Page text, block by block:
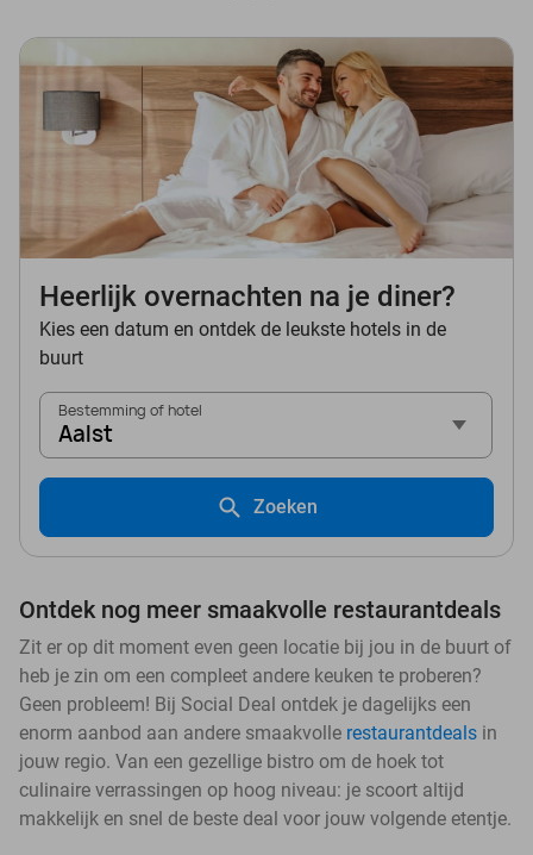
Heerlijk overnachten na je diner?
Kies een datum en ontdek de leukste hotels in de
buurt
Bestemming of hotel
Aalst
Zoeken
Ontdek nog meer smaakvolle restaurantdeals
Zit er op dit moment even geen locatie bij jou in de buurt of
heb je zin om een compleet andere keuken te proberen?
Geen probleem! Bij Social Deal ontdek je dagelijks een
enorm aanbod aan andere smaakvolle restaurantdeals in
jouw regio. Van een gezellige bistro om de hoek tot
culinaire verrassingen op hoog niveau: je scoort altijd
makkelijk en snel de beste deal voor jouw volgende etentje.